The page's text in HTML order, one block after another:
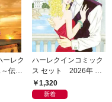
ーレク
伝説
レク
】
ハーレクインコミック
ス セット 2026年 vo
l.1003
1,320
新着